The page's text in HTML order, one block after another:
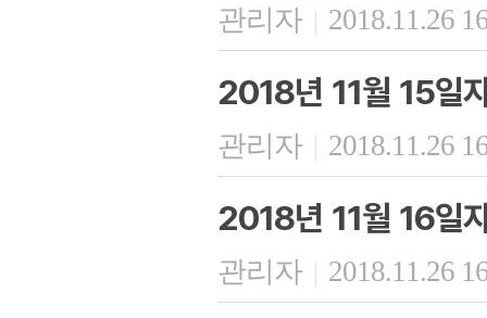
관리자 | 2018.11.26
2018년 11월 15일
관리자 | 2018.11.26
2018년 11월 16일
관리자 | 2018.11.26